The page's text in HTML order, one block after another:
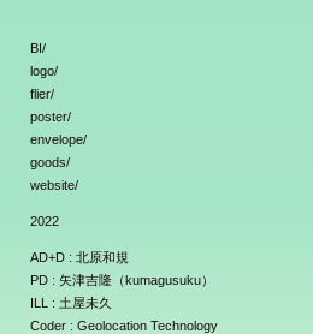
BI/
logo/
flier/
poster/
envelope/
goods/
website/
2022
AD+D : 北原和規
PD : 矢津吉隆（kumagusuku）
ILL : 土屋未久
Coder : Geolocation Technology